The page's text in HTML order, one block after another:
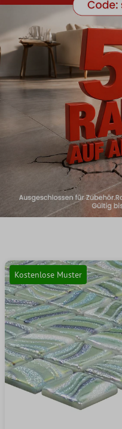
Kostenlose Muster